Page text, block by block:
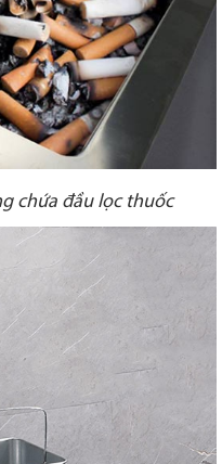
chứa đầu lọc thuốc